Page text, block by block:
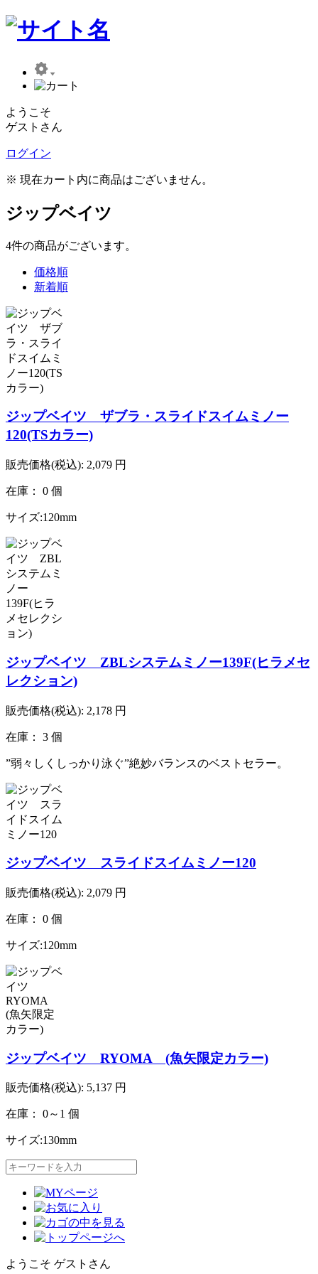
ようこそ
ゲストさん
ログイン
※ 現在カート内に商品はございません。
ジップベイツ
4件の商品がございます。
価格順
新着順
ジップベイツ ザブラ・スライドスイムミノー
120(TSカラー)
販売価格(税込): 2,079 円
在庫： 0 個
サイズ:120mm
ジップベイツ ZBLシステムミノー139F(ヒラメセ
レクション)
販売価格(税込): 2,178 円
在庫： 3 個
”弱々しくしっかり泳ぐ”絶妙バランスのベストセラー。
ジップベイツ スライドスイムミノー120
販売価格(税込): 2,079 円
在庫： 0 個
サイズ:120mm
ジップベイツ RYOMA (魚矢限定カラー)
販売価格(税込): 5,137 円
在庫： 0～1 個
サイズ:130mm
ようこそ ゲストさん